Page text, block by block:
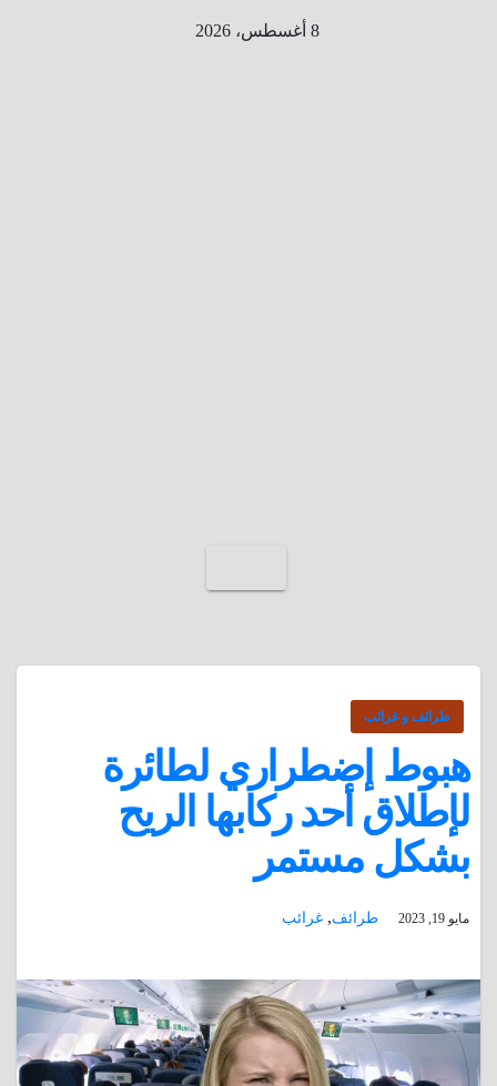
8 أغسطس، 2026
طرائف و غرائب
هبوط إضطراري لطائرة
لإطلاق أحد ركابها الريح
بشكل مستمر
مايو 19, 2023 طرائف, غرائب